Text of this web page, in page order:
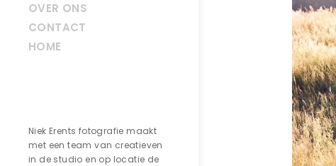
OVER ONS
CONTACT
HOME
Niek Erents fotografie maakt
met een team van creatieven
in de studio en op locatie de